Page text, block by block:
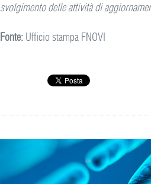
svolgimento delle attività di
Fonte: Ufficio stampa FNOVI